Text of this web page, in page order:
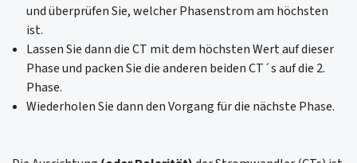
und überprüfen Sie, welcher Phasenstrom am höchsten
ist.
Lassen Sie dann die CT mit dem höchsten Wert auf dieser
Phase und packen Sie die anderen beiden CT´s auf die 2.
Phase.
Wiederholen Sie dann den Vorgang für die nächste Phase.